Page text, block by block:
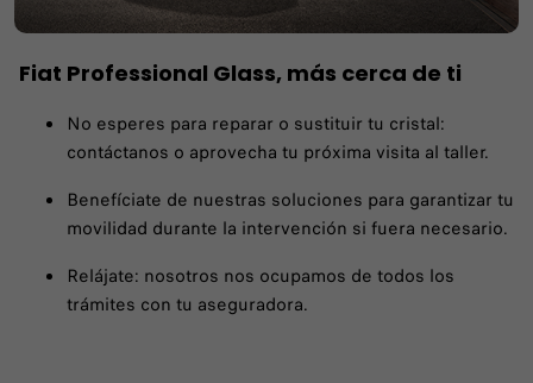
Fiat Professional Glass, más cerca de ti
No esperes para reparar o sustituir tu cristal:
contáctanos o aprovecha tu próxima visita al taller.
Benefíciate de nuestras soluciones para garantizar tu
movilidad durante la intervención si fuera necesario.
Relájate: nosotros nos ocupamos de todos los
trámites con tu aseguradora.